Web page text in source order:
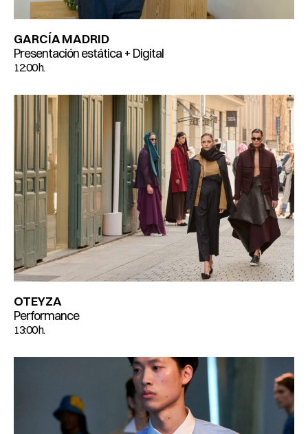
GARCÍA MADRID
Presentación estática + Digital
12:00 h.
OTEYZA
Performance
13:00 h.